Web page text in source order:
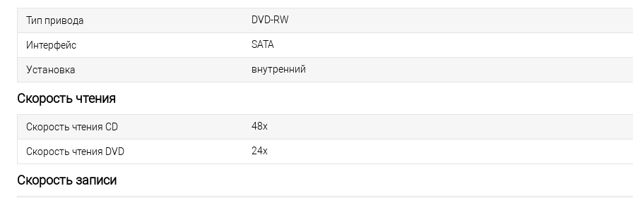
Тип привода DVD-RW
Интерфейс SATA
Установка внутренний
Скорость чтения
Скорость чтения CD 48x
Скорость чтения DVD 24x
Скорость записи